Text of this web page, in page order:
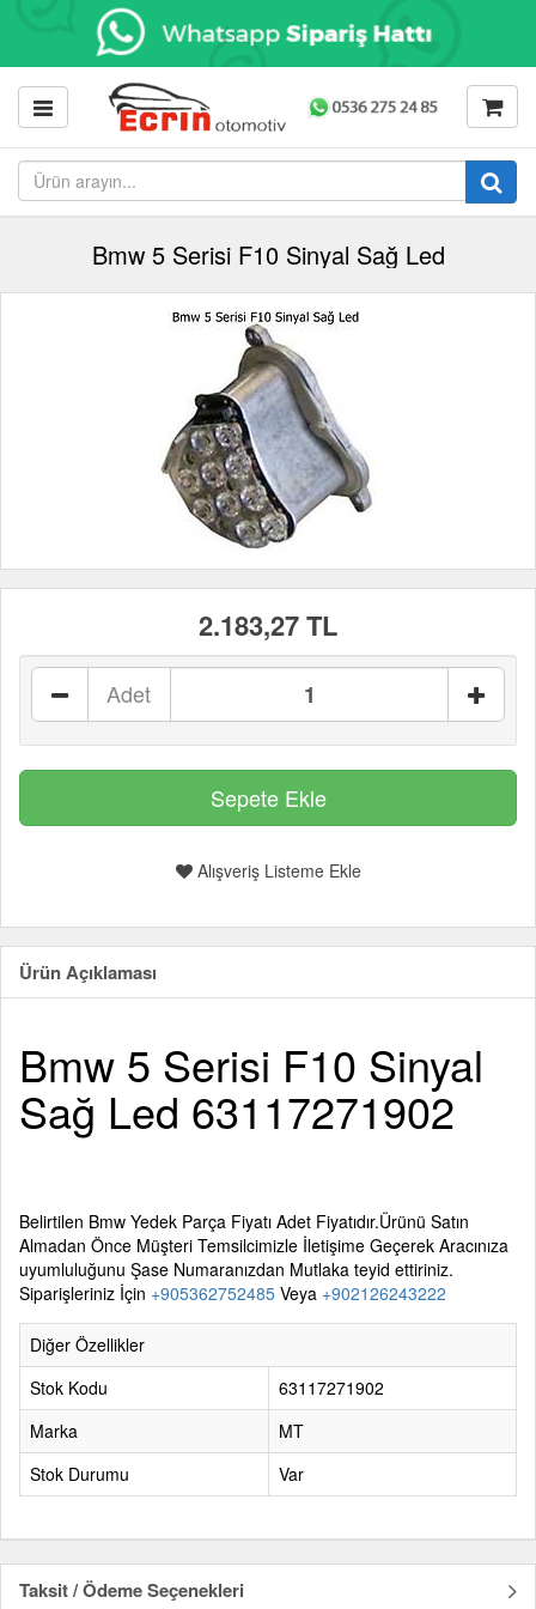
Bmw 5 Serisi F10 Sinyal Sağ Led
2.183,27 TL
Adet
Alışveriş Listeme Ekle
Ürün Açıklaması
Bmw 5 Serisi F10 Sinyal
Sağ Led 63117271902
Belirtilen Bmw Yedek Parça Fiyatı Adet Fiyatıdır.Ürünü Satın
Almadan Önce Müşteri Temsilcimizle İletişime Geçerek Aracınıza
uyumluluğunu Şase Numaranızdan Mutlaka teyid ettiriniz.
Siparişleriniz İçin +905362752485 Veya +902126243222
Diğer Özellikler
Stok Kodu
63117271902
Marka
MT
Stok Durumu
Var
Taksit / Ödeme Seçenekleri